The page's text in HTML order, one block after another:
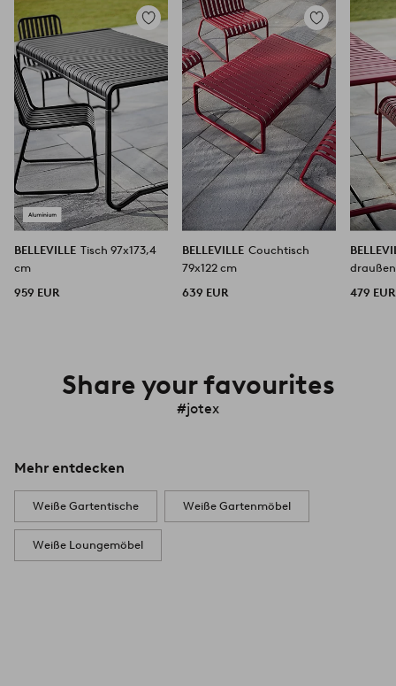
Zu
Favoriten
hinzufügen
BELLEVILLE Tisch 97x173,4
cm
959 EUR
Zu
Favoriten
hinzufügen
BELLEVILLE Couchtisch
79x122 cm
639 EUR
479 EUR
Share your favourites
#jotex
Mehr entdecken
Weiße Gartentische Weiße Gartenmöbel
Weiße Loungemöbel